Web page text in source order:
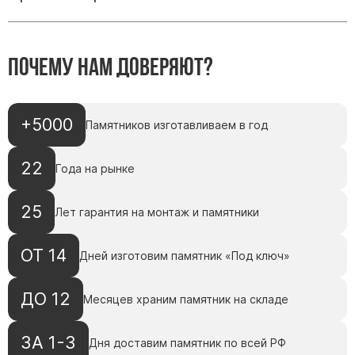
Памятники современные
Памятники черные
Памятники в виде дерева
Памятники в форме волны
Памятники ростовые
Памятник Родителям
Мемориальные доски
Почему нам доверяют?
+5000 Памятников изготавливаем в год
22 Года на рынке
25 Лет гарантия на монтаж и памятники
ОТ 14 Дней изготовим памятник «Под ключ»
ДО 12 Месяцев храним памятник на складе
ЗА 1-3 Дня доставим памятник по всей РФ